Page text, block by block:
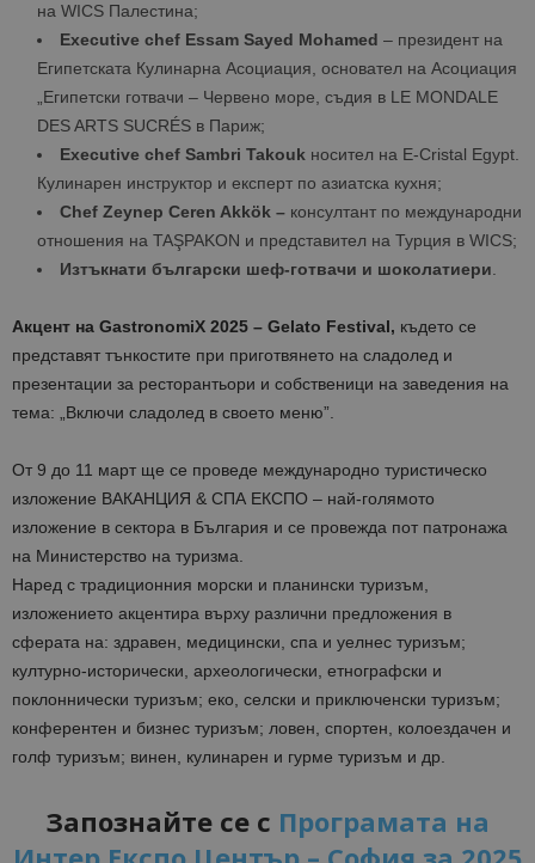
на WICS Палестина;
Executive chef Еssam Sayed Mohamed – президент на
Египетската Кулинарна Асоциация, основател на Асоциация
„Египетски готвачи – Червено море, съдия в LE MONDALE
DES ARTS SUCRÉS в Париж;
Executive chef Sambri Takоuk носител на E-Cristal Egypt.
Кулинарен инструктор и експерт по азиатска кухня;
Chef Zeynep Ceren Akkök – консултант по международни
отношения на TAŞPAKON и представител на Турция в WICS;
Изтъкнати български шеф-готвачи и шоколатиери.
Акцент на GastronomiХ 2025 – Gelato Festival, където се
представят тънкостите при приготвянето на сладолед и
презентации за ресторантьори и собственици на заведения на
тема: „Включи сладолед в своето меню”.
От 9 до 11 март ще се проведе международно туристическо
изложение ВАКАНЦИЯ & СПА ЕКСПО – най-голямото
изложение в сектора в България и се провежда пот патронажа
на Министерство на туризма.
Наред с традиционния морски и планински туризъм,
изложението акцентира върху различни предложения в
сферата на: здравен, медицински, спа и уелнес туризъм;
културно-исторически, археологически, етнографски и
поклоннически туризъм; еко, селски и приключенски туризъм;
конферентен и бизнес туризъм; ловен, спортен, колоездачен и
голф туризъм; винен, кулинарен и гурме туризъм и др.
Запознайте се с Програмата на